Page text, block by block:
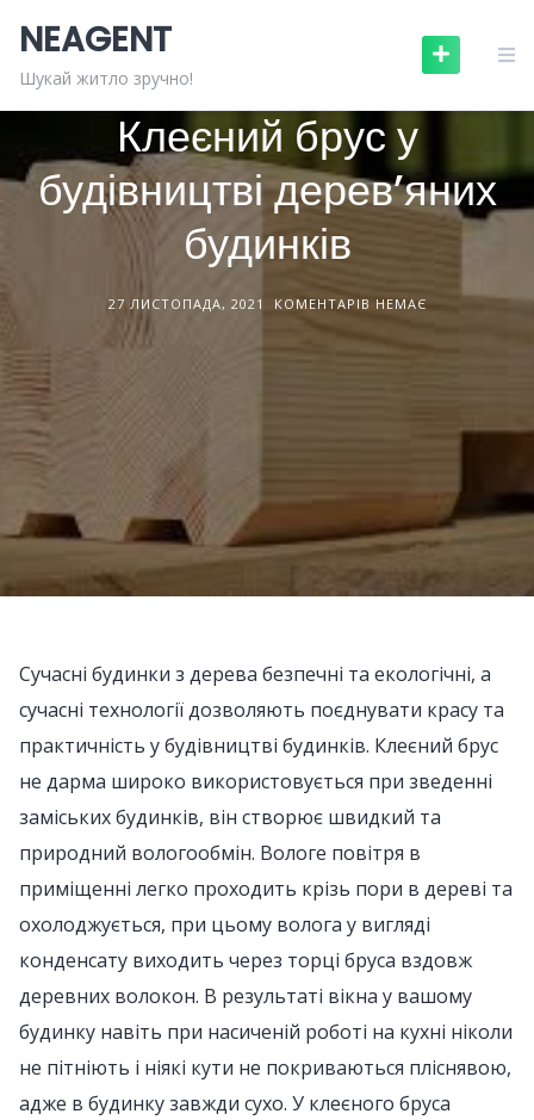
content
NEAGENT
Шукай житло зручно!БУДІВЕЛЬНЕ ОБЛАДНАННЯ
Клеєний брус у
будівництві дерев’яних
будинків
27 ЛИСТОПАДА, 2021 КОМЕНТАРІВ НЕМАЄ
Сучасні будинки з дерева безпечні та екологічні, а
сучасні технології дозволяють поєднувати красу та
практичність у будівництві будинків. Клеєний брус
не дарма широко використовується при зведенні
заміських будинків, він створює швидкий та
природний вологообмін. Вологе повітря в
приміщенні легко проходить крізь пори в дереві та
охолоджується, при цьому волога у вигляді
конденсату виходить через торці бруса вздовж
деревних волокон. В результаті вікна у вашому
будинку навіть при насиченій роботі на кухні ніколи
не пітніють і ніякі кути не покриваються пліснявою,
адже в будинку завжди сухо. У клеєного бруса